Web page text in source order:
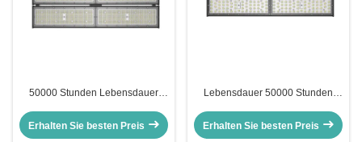
50000 Stunden Lebensdauer
Leuchtstrom über 15 geeignet für
kommerzielle
Erhalten Sie besten Preis
Lebensdauer 50000 Stunden
Klasse II EU Elektro-Klasse
Perfekt für Lager und große
Erhalten Sie besten Preis